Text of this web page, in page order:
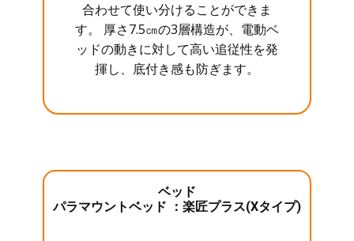
合わせて使い分けることができま
す。 厚さ7.5㎝の3層構造が、電動ベ
ッドの動きに対して高い追従性を発
揮し、底付き感も防ぎます。
ベッド
パラマウントベッド ：楽匠プラス(Xタイプ)